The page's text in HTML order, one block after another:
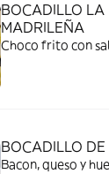
BOCADILLO LA
MADRILEÑA
Choco frito con
BOCADILLO
Bacon, queso y